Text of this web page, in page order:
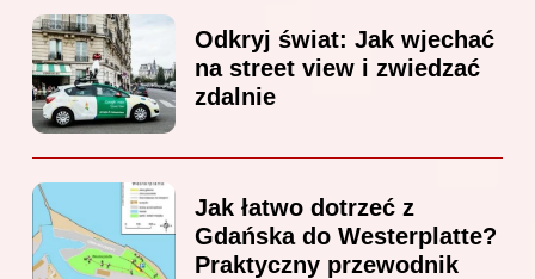
Odkryj świat: Jak wjechać
na street view i zwiedzać
zdalnie
Jak łatwo dotrzeć z
Gdańska do Westerplatte?
Praktyczny przewodnik